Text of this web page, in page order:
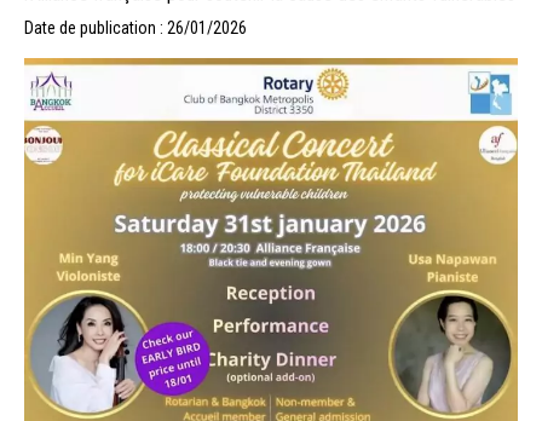
Date de publication : 26/01/2026